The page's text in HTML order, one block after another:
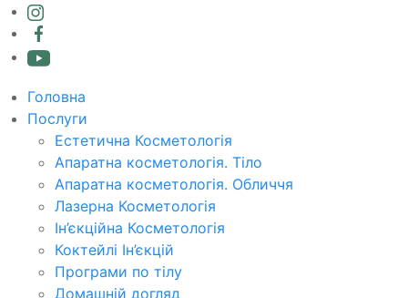
Головна
Послуги
Естетична Косметологія
Апаратна косметологія. Тіло
Апаратна косметологія. Обличчя
Лазерна Косметологія
Ін’єкційна Косметологія
Коктейлі Ін’єкцій
Програми по тілу
Домашній догляд